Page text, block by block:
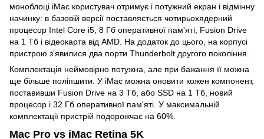
моноблоці iMac користувач отримує і потужний екран і відмінну
начинку: в базовій версії поставляється чотирьохядерний
процесор Intel Core i5, 8 Гб оперативної пам'яті, Fusion Drive
на 1 Тб і відеокарта від AMD. На додаток до цього, на корпусі
пристрою з'явилися два порти Thunderbolt другого покоління.
Комплектація неймовірно потужна, але при бажання її можна
ще більше поліпшити. У iMac можна оновити кожен компонент,
поставивши Fusion Drive на 3 Тб, або SSD на 1 Тб, новий
процесор і 32 Гб оперативної пам'яті. У максимальній
комплектації пристрій подорожчає на 60%.
Mac Pro vs iMac Retina 5K